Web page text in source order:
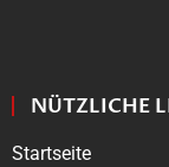
NÜTZLICHE
Startseite